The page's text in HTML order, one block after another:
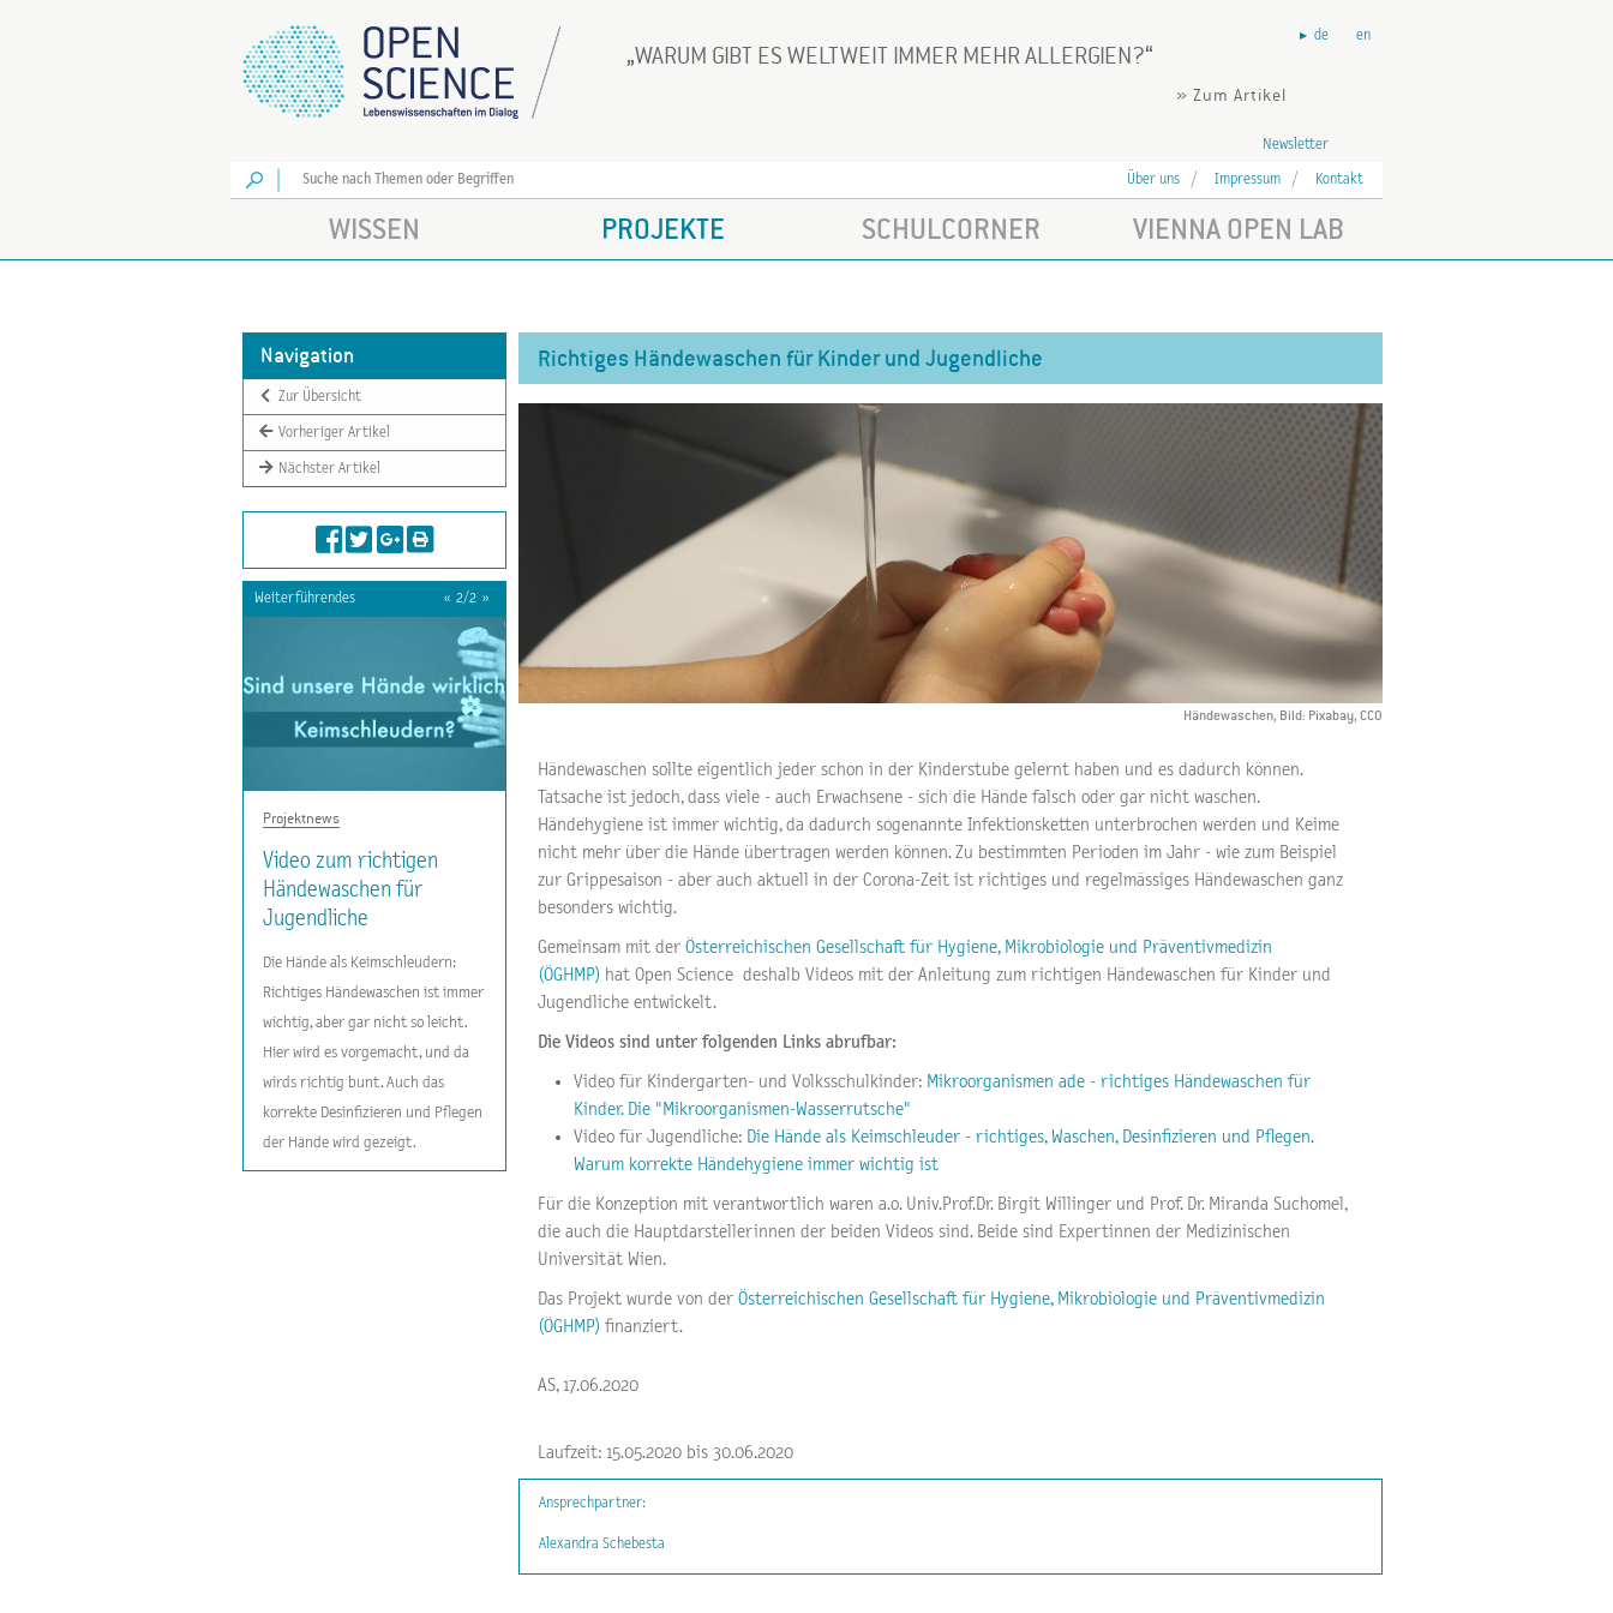
WARUM GIBT ES WELTWEIT IMMER MEHR ALLERGIEN?
» Zum Artikel
de en
Newsletter
Los
Über uns Impressum Kontakt
WISSEN PROJEKTE SCHULCORNER VIENNA OPEN LAB
Navigation
Zur Übersicht
Vorheriger Artikel
Nächster Artikel
Weiterführendes « 2/2 »
Projektnews
Video zum richtigen
Händewaschen für
Kindergarten- und
Projektnews
Video zum richtigen
Händewaschen für
Jugendliche
Die Hände als Keimschleudern:
Richtiges Händewaschen ist immer
wichtig, aber gar nicht so leicht.
Hier wird es vorgemacht, und da
wirds richtig bunt. Auch das
korrekte Desinfizieren und Pflegen
der Hände wird gezeigt.
Richtiges Händewaschen für Kinder und Jugendliche
Händewaschen, Bild: Pixabay, CCO
Händewaschen sollte eigentlich jeder schon in der Kinderstube gelernt haben und es dadurch können.
Tatsache ist jedoch, dass viele - auch Erwachsene - sich die Hände falsch oder gar nicht waschen.
Händehygiene ist immer wichtig, da dadurch sogenannte Infektionsketten unterbrochen werden und Keime
nicht mehr über die Hände übertragen werden können. Zu bestimmten Perioden im Jahr - wie zum Beispiel
zur Grippesaison - aber auch aktuell in der Corona-Zeit ist richtiges und regelmässiges Händewaschen ganz
besonders wichtig.
Gemeinsam mit der Österreichischen Gesellschaft für Hygiene, Mikrobiologie und Präventivmedizin
(ÖGHMP) hat Open Science deshalb Videos mit der Anleitung zum richtigen Händewaschen für Kinder und
Jugendliche entwickelt.
Die Videos sind unter folgenden Links abrufbar:
Video für Kindergarten- und Volksschulkinder: Mikroorganismen ade - richtiges Händewaschen für
Kinder. Die "Mikroorganismen-Wasserrutsche"
Video für Jugendliche: Die Hände als Keimschleuder - richtiges, Waschen, Desinfizieren und Pflegen.
Warum korrekte Händehygiene immer wichtig ist
Für die Konzeption mit verantwortlich waren a.o. Univ.Prof.Dr. Birgit Willinger und Prof. Dr. Miranda Suchomel,
die auch die Hauptdarstellerinnen der beiden Videos sind. Beide sind Expertinnen der Medizinischen
Universität Wien.
Das Projekt wurde von der Österreichischen Gesellschaft für Hygiene, Mikrobiologie und Präventivmedizin
(ÖGHMP) finanziert.
AS, 17.06.2020
Laufzeit: 15.05.2020 bis 30.06.2020
Ansprechpartner:
Alexandra Schebesta